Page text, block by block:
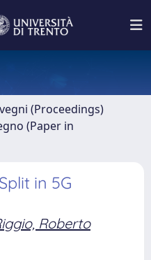
(Proceedings)
(Paper in
in 5G
Roberto